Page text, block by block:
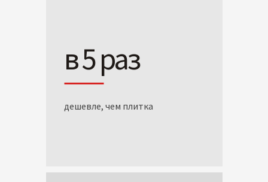
в 5 раз
дешевле, чем плитка